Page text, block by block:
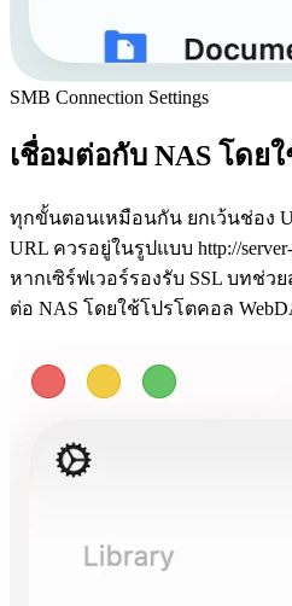
SMB Connection Settings
เชื่อมต่อกับ NAS โดยใ
ทุกขั้นตอนเหมือนกัน ยกเว้นช่อง
URL ควรอยู่ในรูปแบบ http://server-
หากเซิร์ฟเวอร์รองรับ SSL บทช่ว
ต่อ NAS โดยใช้โปรโตคอล